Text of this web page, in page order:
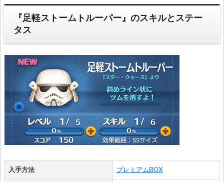
『足軽ストームトルーパー』のスキルとステー
タス
入手方法 プレミアムBOX